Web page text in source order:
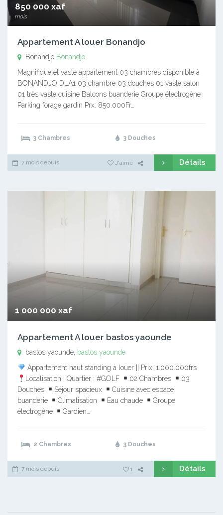
850 000 xaf
mois
Appartement A louer Bonandjo
Bonandjo Bonandjo
Magnifique et vaste appartement 03 chambres disponible à
BONANDJO DLA1 03 chambre 03 douches 01 vaste salon
01 très vaste cuisine Balcons buanderie Groupe électrogène
Parking forage gardin Prx: 850.000Fr…
3 Chambres 3 Douches
7 mois depuis J'aime Détails
1 000 000 xaf
Appartement A louer bastos yaounde
bastos yaounde, bastos yaounde
Appartement haut standing à louer || Prix: 1.000.000frs
Localisation | Quartier : #GOLF
02 Chambres
03
Douches
Séjour spacieux
Cuisine avec espace
buanderie
Climatisation Eau chaude
Groupe
électrogène
Gardien…
2 Chambres 3 Douches
7 mois depuis 1 Détails